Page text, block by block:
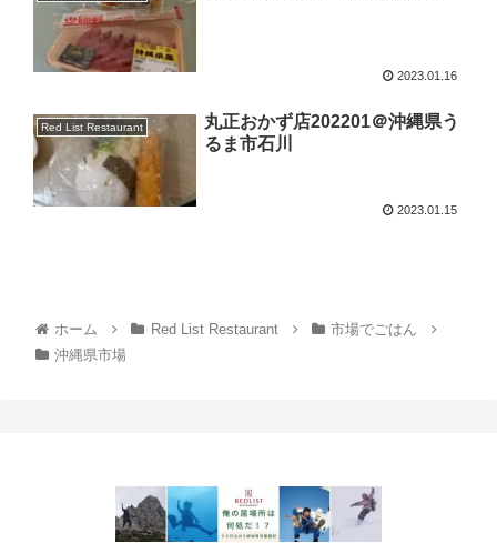
2023.01.16
Red List Restaurant
丸正おかず店202201＠沖縄県う
るま市石川
2023.01.15
ホーム Red List Restaurant
市場でごはん
沖縄県市場